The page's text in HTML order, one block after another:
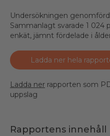
Undersökningen
Sammanlagt svarade 1 024
enkät, jämnt fördelade i
Ladda ner hela
Ladda ner rapporten som
uppslag
Rapportens innehåll